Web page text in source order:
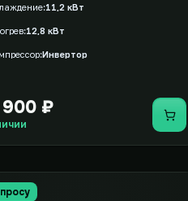
11,2 кВт
12,8 кВт
Инвертор
900 ₽